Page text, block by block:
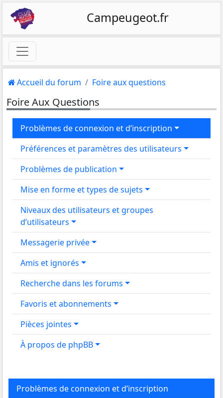
Campeugeot.fr
Accueil du forum Foire aux questions
Foire Aux Questions
Problèmes de connexion et d’inscription
Préférences et paramètres des utilisateurs
Problèmes de publication
Mise en forme et types de sujets
Niveaux des utilisateurs et groupes
d’utilisateurs
Messagerie privée
Amis et ignorés
Recherche dans les forums
Favoris et abonnements
Pièces jointes
À propos de phpBB
Problèmes de connexion et d’inscription